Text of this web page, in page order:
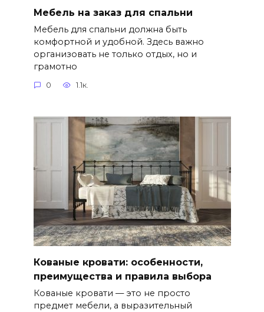
Мебель на заказ для спальни
Мебель для спальни должна быть
комфортной и удобной. Здесь важно
организовать не только отдых, но и
грамотно
0 1.1к.
Кованые кровати: особенности,
преимущества и правила выбора
Кованые кровати — это не просто
предмет мебели, а выразительный